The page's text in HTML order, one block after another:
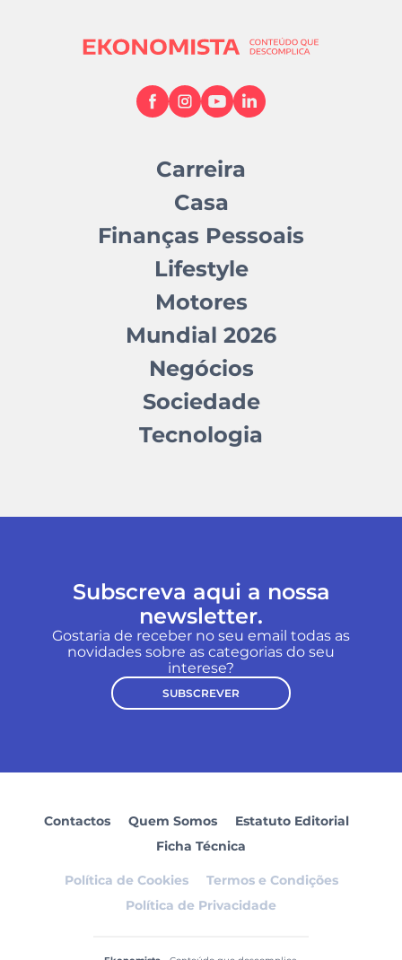
Carreira
Casa
Finanças Pessoais
Lifestyle
Motores
Mundial 2026
Negócios
Sociedade
Tecnologia
Subscreva aqui a nossa
newsletter.
Gostaria de receber no seu email todas as
novidades sobre as categorias do seu
interese?
SUBSCREVER
Contactos Quem Somos
Estatuto Editorial
Ficha Técnica
Política de Cookies
Termos e Condições
Política de Privacidade